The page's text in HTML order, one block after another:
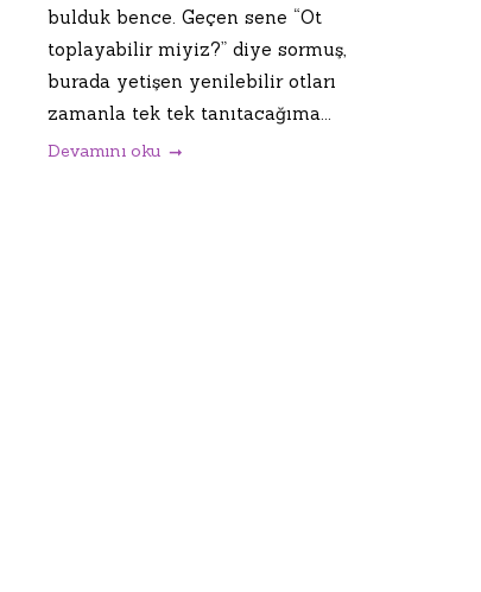
bulduk bence. Geçen sene “Ot
toplayabilir miyiz?” diye sormuş,
burada yetişen yenilebilir otları
zamanla tek tek tanıtacağıma...
Devamını oku